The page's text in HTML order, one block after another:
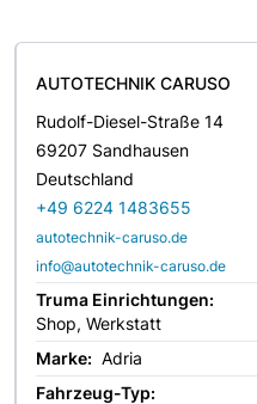
AUTOTECHNIK CARUSO
Rudolf-Diesel-Straße 14
69207 Sandhausen
Deutschland
+49 6224 1483655
autotechnik-caruso.de
info@autotechnik-caruso.de
Truma Einrichtungen:
Shop, Werkstatt
Marke: Adria
Fahrzeug-Typ: